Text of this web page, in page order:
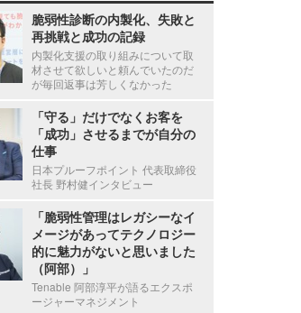
脆弱性診断の内製化、失敗と
再挑戦と成功の記録
内製化支援の取り組みについて取
材させて欲しいと頼んでいたのだ
が毎回返事は芳しくなかった
「守る」だけでなくお客を
「成功」させるまでが自分の
仕事
日本プルーフポイント 代表取締役
社長 野村健インタビュー
「脆弱性管理はレガシーなイ
メージがあってテクノロジー
的に魅力がないと思いました
（阿部）」
Tenable 阿部淳平が語るエクスポ
ージャーマネジメント